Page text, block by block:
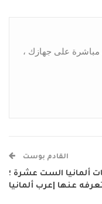
على جهازك ،
القادم بوست
ألمانيا الست عشرة ؛
تعرفه عنها |عرب ألمانيا